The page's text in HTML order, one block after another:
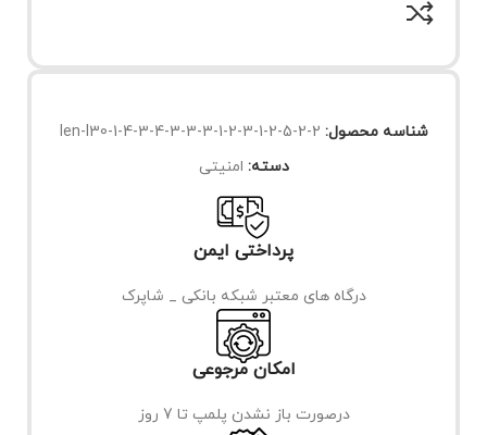
شناسه محصول: len-l30-1-4-3-4-3-3-3-1-2-3-1-2-5-2-2
دسته: امنیتی
پرداختی ایمن
درگاه های معتبر شبکه بانکی _ شاپرک
امکان مرجوعی
درصورت باز نشدن پلمپ تا 7 روز